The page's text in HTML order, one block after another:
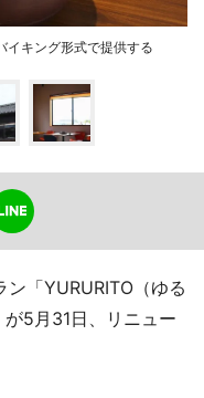
イキング形式で提供する
「YURURITO（ゆる
5月31日、リニュー